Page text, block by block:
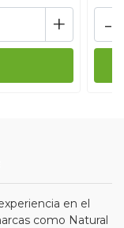
+ -
en el
como Natural